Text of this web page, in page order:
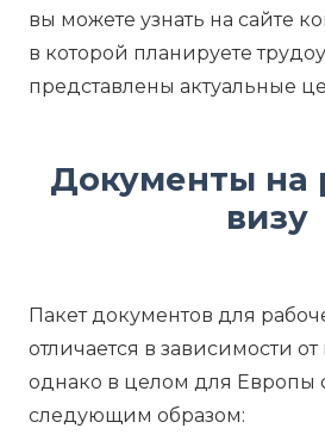
вы можете узнать на сайте
в которой планируете
представлены актуальные
Документы на
визу
Пакет документов для
отличается в зависимости от
однако в целом для Европы
следующим образом: